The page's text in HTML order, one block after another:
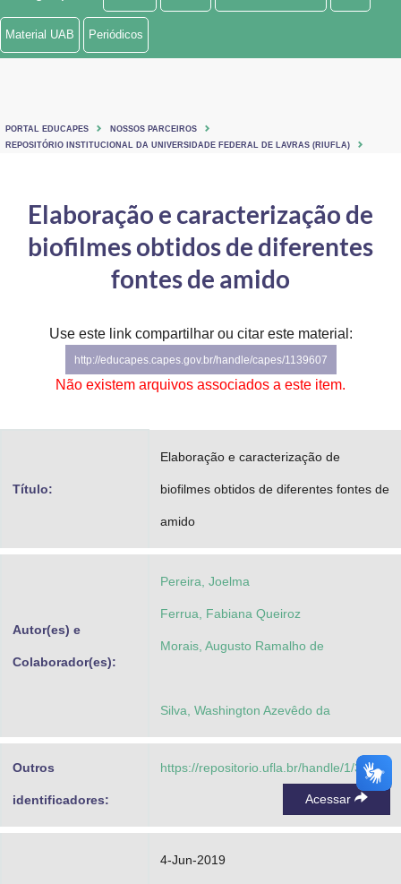
Ministério de Minas e Energia
Ministério do Turismo
Controladoria-Geral da União
Secretaria de Governo
Gabinete de Segurança Institucional
Planalto
Material UAB Periódicos
PORTAL EDUCAPES
NOSSOS PARCEIROS
REPOSITÓRIO INSTITUCIONAL DA UNIVERSIDADE FEDERAL DE LAVRAS (RIUFLA)
Elaboração e caracterização de
biofilmes obtidos de diferentes
fontes de amido
Use este link compartilhar ou citar este material:
http://educapes.capes.gov.br/handle/capes/1139607
Não existem arquivos associados a este item.
Título:
Elaboração e caracterização de
biofilmes obtidos de diferentes fontes de
amido
Autor(es) e
Colaborador(es):
Pereira, Joelma
Ferrua, Fabiana Queiroz
Morais, Augusto Ramalho de
Silva, Washington Azevêdo da
Outros
identificadores:
https://repositorio.ufla.br/handle/1/34618
Acessar
4-Jun-2019